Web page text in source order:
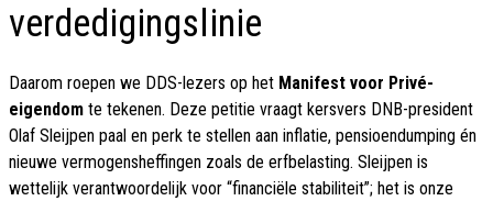
verdedigingslinie
Daarom roepen we DDS-lezers op het Manifest voor Privé-
eigendom te tekenen. Deze petitie vraagt kersvers DNB-president
Olaf Sleijpen paal en perk te stellen aan inflatie, pensioendumping én
nieuwe vermogensheffingen zoals de erfbelasting. Sleijpen is
wettelijk verantwoordelijk voor “financiële stabiliteit”; het is onze